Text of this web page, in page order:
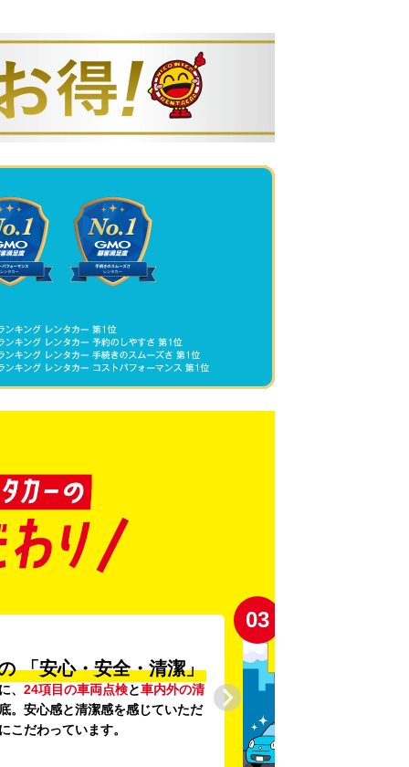
「安心・安全・清潔」
、 24項目の車両点検と車内外の清
。安心感と清潔感を感じていただ
こだわっています。
03